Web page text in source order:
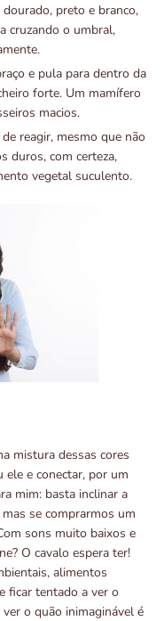
preto e branco,
cruzando o umbral,
e pula para dentro da
forte. Um mamífero
macios.
reagir, mesmo que não
duros, com certeza,
vegetal suculento.
mistura dessas cores
ele e conectar, por um
mim: basta inclinar a
se comprarmos um
sons muito baixos e
O cavalo espera ter!
alimentos
ficar tentado a ver o
o quão inimaginável é